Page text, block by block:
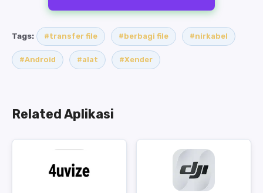
Tags: #transfer file #berbagi file #nirkabel
#Android #alat #Xender
Related Aplikasi